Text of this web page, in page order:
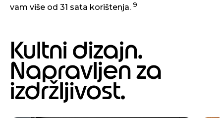
vam više od 31 sata korištenja. 9
Kultni dizajn.
Napravljen za
izdržljivost.